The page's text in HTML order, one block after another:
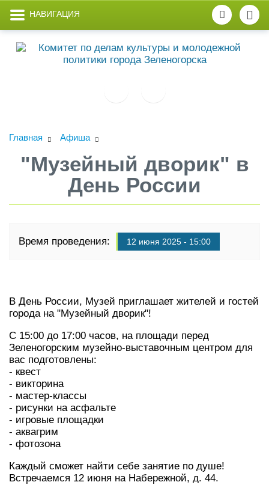
НАВИГАЦИЯ
Главная Афиша
"Музейный дворик" в
День России
Время проведения: 12 июня 2025 - 15:00
В День России, Музей приглашает жителей и гостей
города на "Музейный дворик"!
С 15:00 до 17:00 часов, на площади перед
Зеленогорским музейно-выставочным центром для
вас подготовлены:
- квест
- викторина
- мастер-классы
- рисунки на асфальте
- игровые площадки
- аквагрим
- фотозона
Каждый сможет найти себе занятие по душе!
Встречаемся 12 июня на Набережной, д. 44.